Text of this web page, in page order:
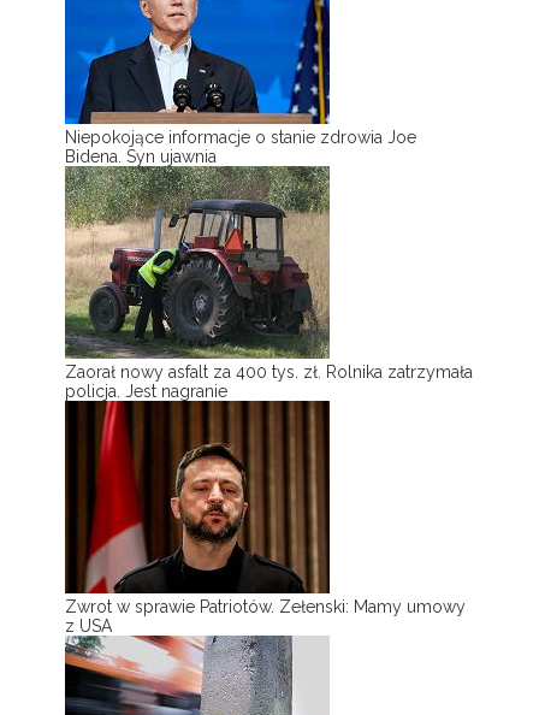
Niepokojące informacje o stanie zdrowia Joe
Bidena. Syn ujawnia
Zaorał nowy asfalt za 400 tys. zł. Rolnika zatrzymała
policja. Jest nagranie
Zwrot w sprawie Patriotów. Zełenski: Mamy umowy
z USA